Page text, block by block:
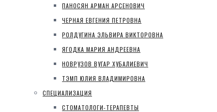
ПАНОСЯН АРМАН АРСЕНОВИЧ
ЧЕРНАЯ ЕВГЕНИЯ ПЕТРОВНА
РОЛДУГИНА ЭЛЬВИРА ВИКТОРОВНА
ЯГОДКА МАРИЯ АНДРЕЕВНА
НОВРУЗОВ ВУГАР ХУБАЛИЕВИЧ
ТЭМП ЮЛИЯ ВЛАДИМИРОВНА
СПЕЦИАЛИЗАЦИЯ
СТОМАТОЛОГИ-ТЕРАПЕВТЫ